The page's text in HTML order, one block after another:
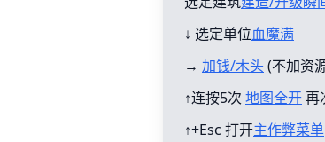
↓ 选定单位血魔满
→ 加钱/木头(不加资
↑连按5次 地图全开再
↑+Esc 打开主作弊菜单